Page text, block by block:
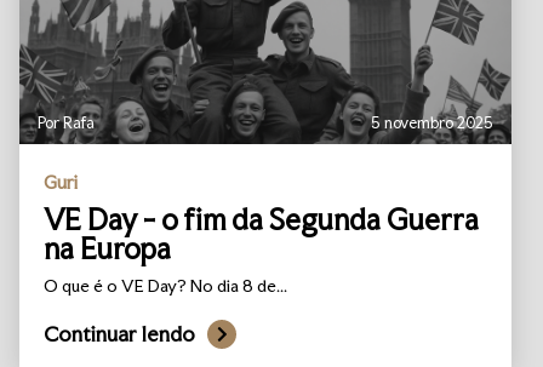
Por Rafa 5 novembro 2025
Guri
VE Day - o fim da Segunda Guerra
na Europa
O que é o VE Day? No dia 8 de...
Continuar lendo